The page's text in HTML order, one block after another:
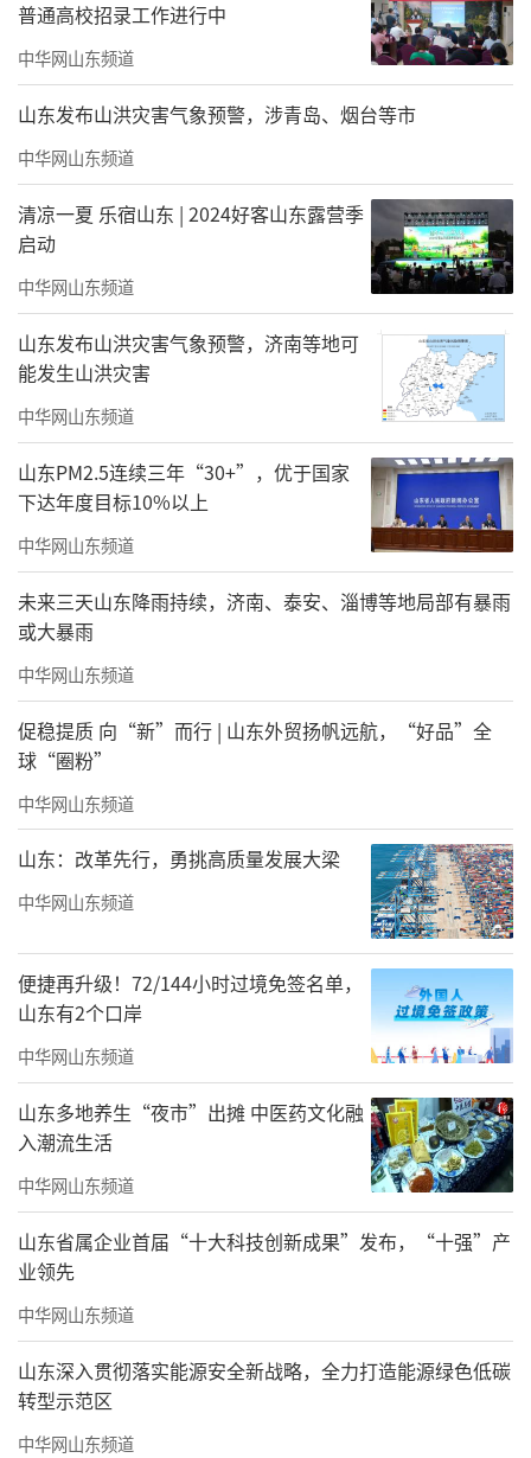
场域。
君一·伴山鸣樾叠拼样板间实景图
自面市以来，君一·伴山鸣樾便持续占据
青岛楼市话题榜首。每一次推新都引发市场高
度关注，每一轮去化都印证其强大的产品吸引
力。它已不仅是一个住宅项目，更是一种优质
资产配置的选择，一个备受市场认可的“硬通
普通高校招录工作进行中
中华网山东频道
山东发布山洪灾害气象预警，涉青岛、烟台等市
中华网山东频道
清凉一夏 乐宿山东 | 2024好客山东露营季
启动
中华网山东频道
山东发布山洪灾害气象预警，济南等地可
能发生山洪灾害
中华网山东频道
山东PM2.5连续三年“30+”，优于国家
下达年度目标10%以上
中华网山东频道
未来三天山东降雨持续，济南、泰安、淄博等地局部有暴雨
或大暴雨
中华网山东频道
促稳提质 向“新”而行 | 山东外贸扬帆远航，“好品”全
球“圈粉”
中华网山东频道
山东：改革先行，勇挑高质量发展大梁
中华网山东频道
便捷再升级！72/144小时过境免签名单，
山东有2个口岸
中华网山东频道
山东多地养生“夜市”出摊 中医药文化融
入潮流生活
中华网山东频道
山东省属企业首届“十大科技创新成果”发布，“十强”产
业领先
中华网山东频道
山东深入贯彻落实能源安全新战略，全力打造能源绿色低碳
转型示范区
中华网山东频道